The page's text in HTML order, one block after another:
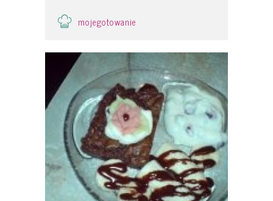
mojegotowanie